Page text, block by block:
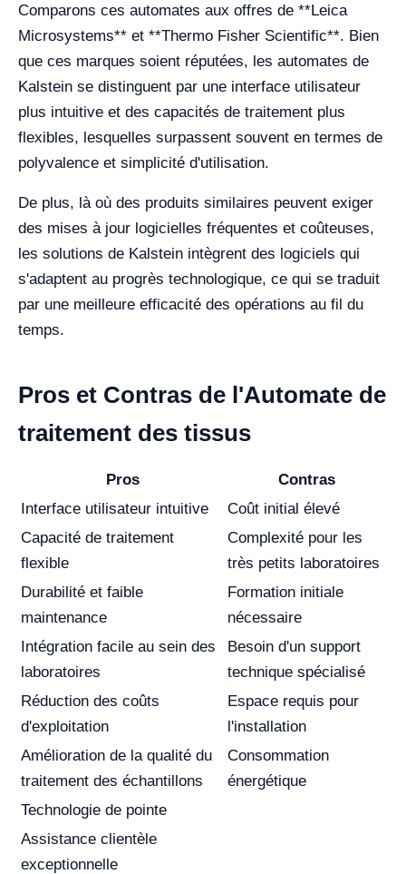
Comparons ces automates aux offres de **Leica
Microsystems** et **Thermo Fisher Scientific**. Bien
que ces marques soient réputées, les automates de
Kalstein se distinguent par une interface utilisateur
plus intuitive et des capacités de traitement plus
flexibles, lesquelles surpassent souvent en termes de
polyvalence et simplicité d'utilisation.
De plus, là où des produits similaires peuvent exiger
des mises à jour logicielles fréquentes et coûteuses,
les solutions de Kalstein intègrent des logiciels qui
s'adaptent au progrès technologique, ce qui se traduit
par une meilleure efficacité des opérations au fil du
temps.
Pros et Contras de l'Automate de
traitement des tissus
Pros
Contras
Interface utilisateur intuitive
Coût initial élevé
Capacité de traitement
flexible
Complexité pour les
très petits laboratoires
Durabilité et faible
maintenance
Formation initiale
nécessaire
Intégration facile au sein des
laboratoires
Besoin d'un support
technique spécialisé
Réduction des coûts
d'exploitation
Espace requis pour
l'installation
Amélioration de la qualité du
traitement des échantillons
Consommation
énergétique
Technologie de pointe
Assistance clientèle
exceptionnelle